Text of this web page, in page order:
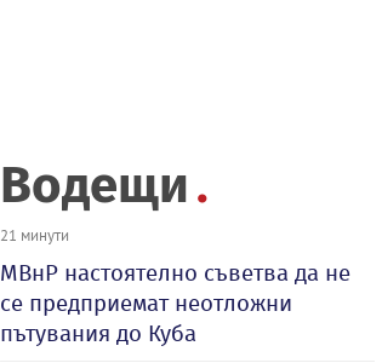
Водещи
21 минути
МВнР настоятелно съветва да не
се предприемат неотложни
пътувания до Куба